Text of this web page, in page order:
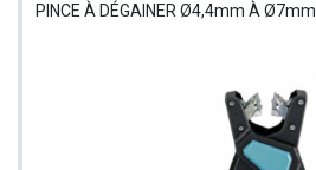
PINCE À DÉGAINER Ø4,4mm À Ø7mm